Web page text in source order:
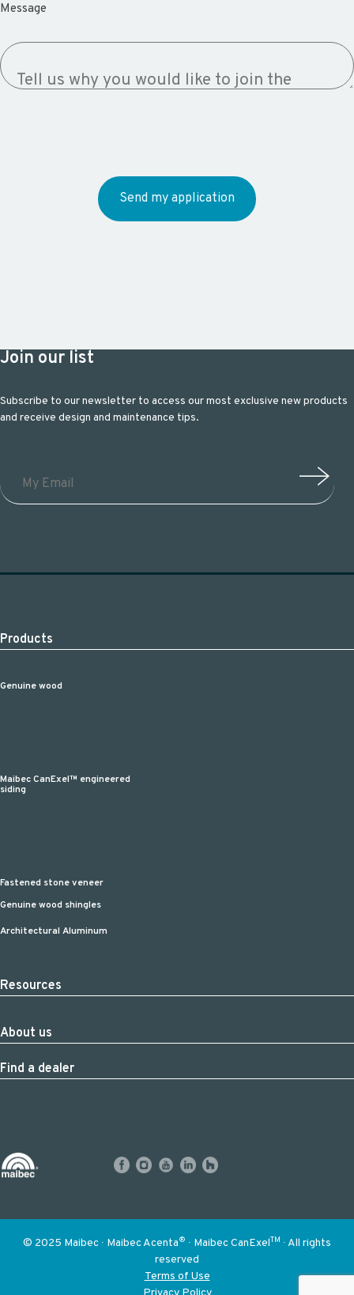
Message
Join our list
Subscribe to our newsletter to access our most exclusive new products
and receive design and maintenance tips.
Products
Genuine wood
Maibec CanExel™ engineered
siding
Fastened stone veneer
Genuine wood shingles
Architectural Aluminum
Resources
About us
Find a dealer
© 2025 Maibec ∙ Maibec Acenta® ∙ Maibec CanExelTM ∙ All rights
reserved
Terms of Use